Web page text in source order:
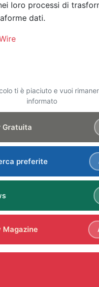
loro processi di
dati.
ti è piaciuto e vuoi
informato
Gratuita
preferite
Magazine